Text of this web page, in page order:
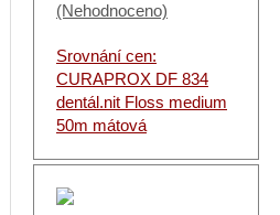
(Nehodnoceno)
Srovnání cen:
CURAPROX DF 834
dentál.nit Floss medium
50m mátová